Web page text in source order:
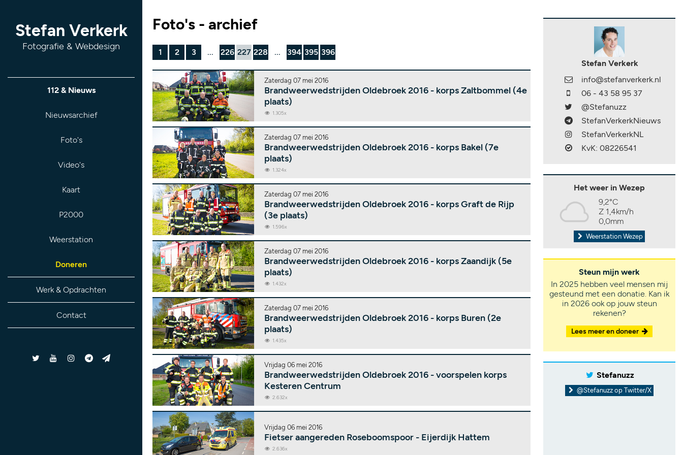
Stefan Verkerk
Fotografie & Webdesign
112 & Nieuws
Nieuwsarchief
Foto's
Video's
Kaart
P2000
Weerstation
Doneren
Werk & Opdrachten
Contact
Foto's - archief
1 2 3 ... 226 227 228 ... 394 395 396
Zaterdag 07 mei 2016
Brandweerwedstrijden Oldebroek 2016 - korps Zaltbommel (4e
plaats)
1.305x
Zaterdag 07 mei 2016
Brandweerwedstrijden Oldebroek 2016 - korps Bakel (7e
plaats)
1.324x
Zaterdag 07 mei 2016
Brandweerwedstrijden Oldebroek 2016 - korps Graft de Rijp
(3e plaats)
1.596x
Zaterdag 07 mei 2016
Brandweerwedstrijden Oldebroek 2016 - korps Zaandijk (5e
plaats)
1.432x
Zaterdag 07 mei 2016
Brandweerwedstrijden Oldebroek 2016 - korps Buren (2e
plaats)
1.435x
Vrijdag 06 mei 2016
Brandweerwedstrijden Oldebroek 2016 - voorspelen korps
Kesteren Centrum
2.632x
Vrijdag 06 mei 2016
Fietser aangereden Roseboomspoor - Eijerdijk Hattem
2.636x
Stefan Verkerk
info@stefanverkerk.nl
06 - 43 58 95 37
@Stefanuzz
StefanVerkerkNieuws
StefanVerkerkNL
KvK: 08226541
Het weer in Wezep
9,2°C
Z 1,4km/h
0,0mm
Weerstation Wezep
Steun mijn werk
In 2025 hebben veel mensen mij
gesteund met een donatie. Kan ik
in 2026 ook op jouw steun
rekenen?
Lees meer en doneer
Stefanuzz
@Stefanuzz op Twitter/X